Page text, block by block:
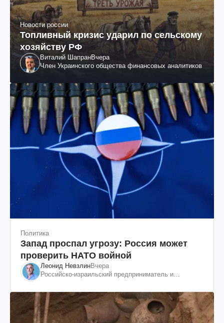
Новости россии
Топливный кризис ударил по сельскому
хозяйству РФ
Виталий ШапранВчера
Член Украинского общества финансовых аналитиков
Политика
Запад проспал угрозу: Россия может
проверить НАТО войной
Леонид НевзлинВчера
Российско-израильский предприниматель и
"ЮКОСа"